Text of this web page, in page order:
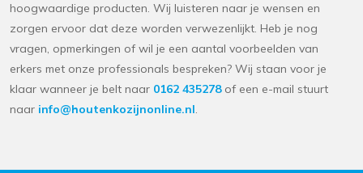
hoogwaardige producten. Wij luisteren naar je wensen en
zorgen ervoor dat deze worden verwezenlijkt. Heb je nog
vragen, opmerkingen of wil je een aantal voorbeelden van
erkers met onze professionals bespreken? Wij staan voor je
klaar wanneer je belt naar 0162 435278of een e-mail stuurt
naar info@houtenkozijnonline.nl.